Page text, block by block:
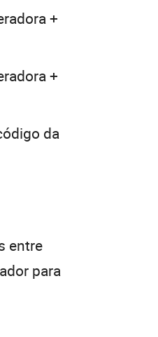
+
+
da
entre
para